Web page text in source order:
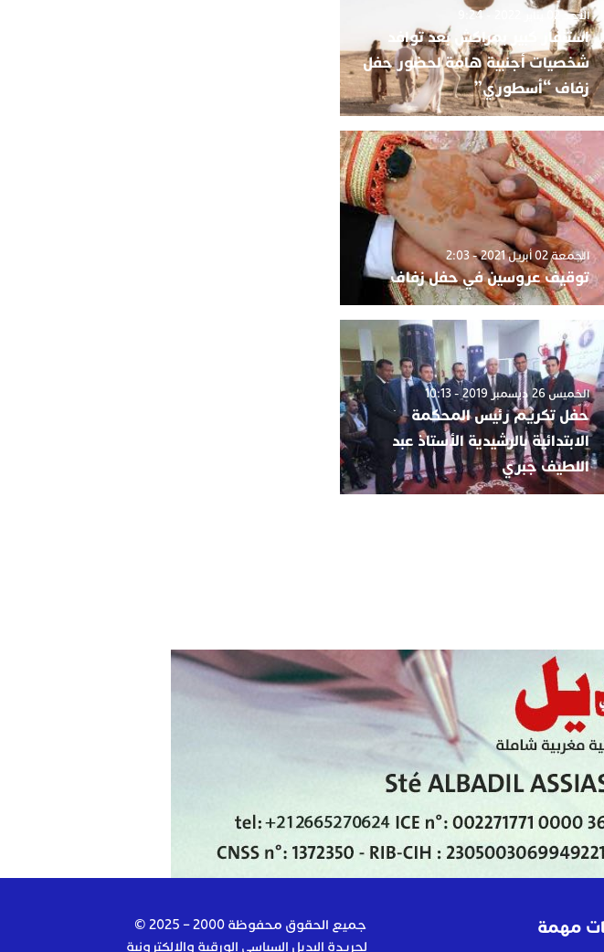
الأحد 02 يناير 2022 - 9:24
استنفار كبير بمراكش بعد توافد
شخصيات أجنبية هامة لحضور حفل
زفاف “أسطوري”
الجمعة 02 أبريل 2021 - 2:03
توقيف عروسين في حفل زفاف
الخميس 26 ديسمبر 2019 - 10:13
حفل تكريم رئيس المحكمة
الابتدائية بالرشيدية الأستاذ عبد
اللطيف جبري
مهمة
جميع الحقوق محفوظة 2000 – 2025 ©
لجريدة البديل السياسي الورقية والإلكترونية